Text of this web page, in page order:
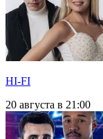
HI-FI
20 августа в 21:00